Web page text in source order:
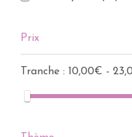
Prix
Tranche : 10,00€ -